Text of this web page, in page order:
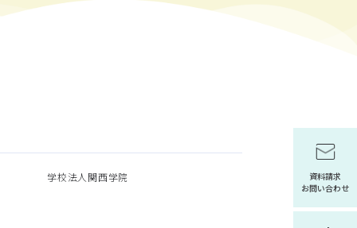
資料請求
お問い合わせ
学校法人関西学院